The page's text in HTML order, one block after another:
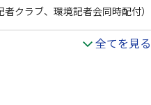
クラブ、環境記者会同時配付）
全てを見る